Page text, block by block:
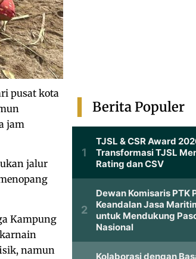
pusat kota
jam
jalur
Kampung
namun
Berita Populer